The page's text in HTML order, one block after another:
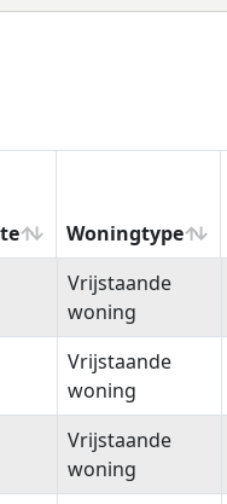
Woningtype
Woningtype
Vrijstaande
woning
Vrijstaande
woning
Vrijstaande
woning